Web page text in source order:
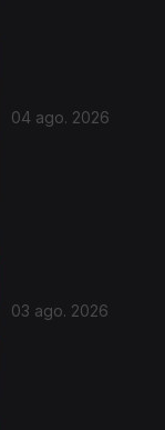
04 ago. 2026
03 ago. 2026